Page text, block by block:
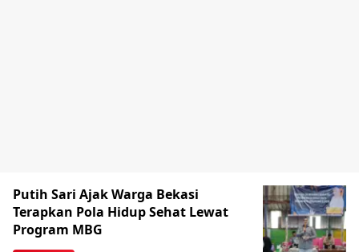
Putih Sari Ajak Warga Bekasi
Terapkan Pola Hidup Sehat Lewat
Program MBG